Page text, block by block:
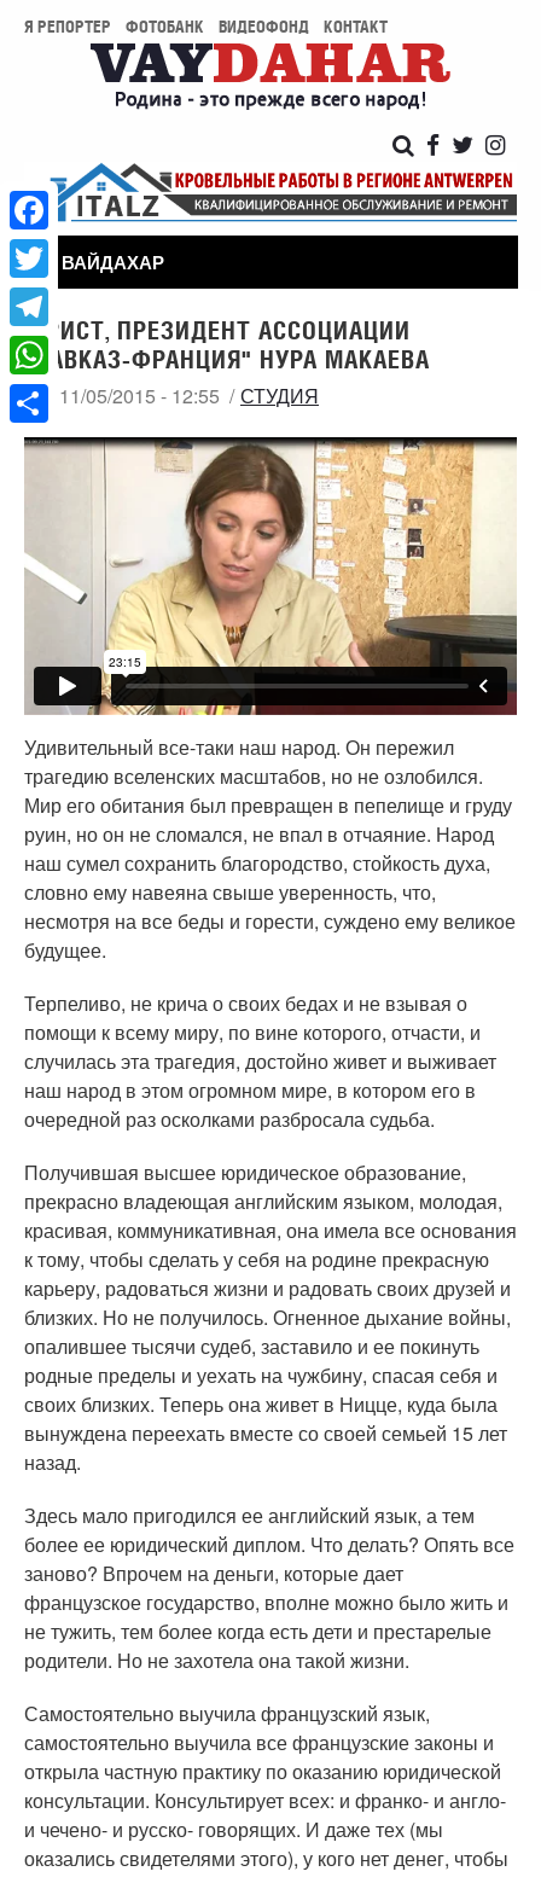
Я РЕПОРТЕР ФОТОБАНК ВИДЕОФОНД КОНТАКТ
ВАЙДАХАР
ЮРИСТ, ПРЕЗИДЕНТ АССОЦИАЦИИ
"КАВКАЗ-ФРАНЦИЯ" НУРА МАКАЕВА
ЧТ, 11/05/2015 - 12:55 СТУДИЯ
Удивительный все-таки наш народ. Он пережил
трагедию вселенских масштабов, но не озлобился.
Мир его обитания был превращен в пепелище и груду
руин, но он не сломался, не впал в отчаяние. Народ
наш сумел сохранить благородство, стойкость духа,
словно ему навеяна свыше уверенность, что,
несмотря на все беды и горести, суждено ему великое
будущее.
Терпеливо, не крича о своих бедах и не взывая о
помощи к всему миру, по вине которого, отчасти, и
случилась эта трагедия, достойно живет и выживает
наш народ в этом огромном мире, в котором его в
очередной раз осколками разбросала судьба.
Получившая высшее юридическое образование,
прекрасно владеющая английским языком, молодая,
красивая, коммуникативная, она имела все основания
к тому, чтобы сделать у себя на родине прекрасную
карьеру, радоваться жизни и радовать своих друзей и
близких. Но не получилось. Огненное дыхание войны,
опалившее тысячи судеб, заставило и ее покинуть
родные пределы и уехать на чужбину, спасая себя и
своих близких. Теперь она живет в Ницце, куда была
вынуждена переехать вместе со своей семьей 15 лет
назад.
Здесь мало пригодился ее английский язык, а тем
более ее юридический диплом. Что делать? Опять все
заново? Впрочем на деньги, которые дает
французское государство, вполне можно было жить и
не тужить, тем более когда есть дети и престарелые
родители. Но не захотела она такой жизни.
Самостоятельно выучила французский язык,
самостоятельно выучила все французские законы и
открыла частную практику по оказанию юридической
консультации. Консультирует всех: и франко- и англо-
и чечено- и русско- говорящих. И даже тех (мы
оказались свидетелями этого), у кого нет денег, чтобы
Facebook
Twitter
Telegram
WhatsApp
Share